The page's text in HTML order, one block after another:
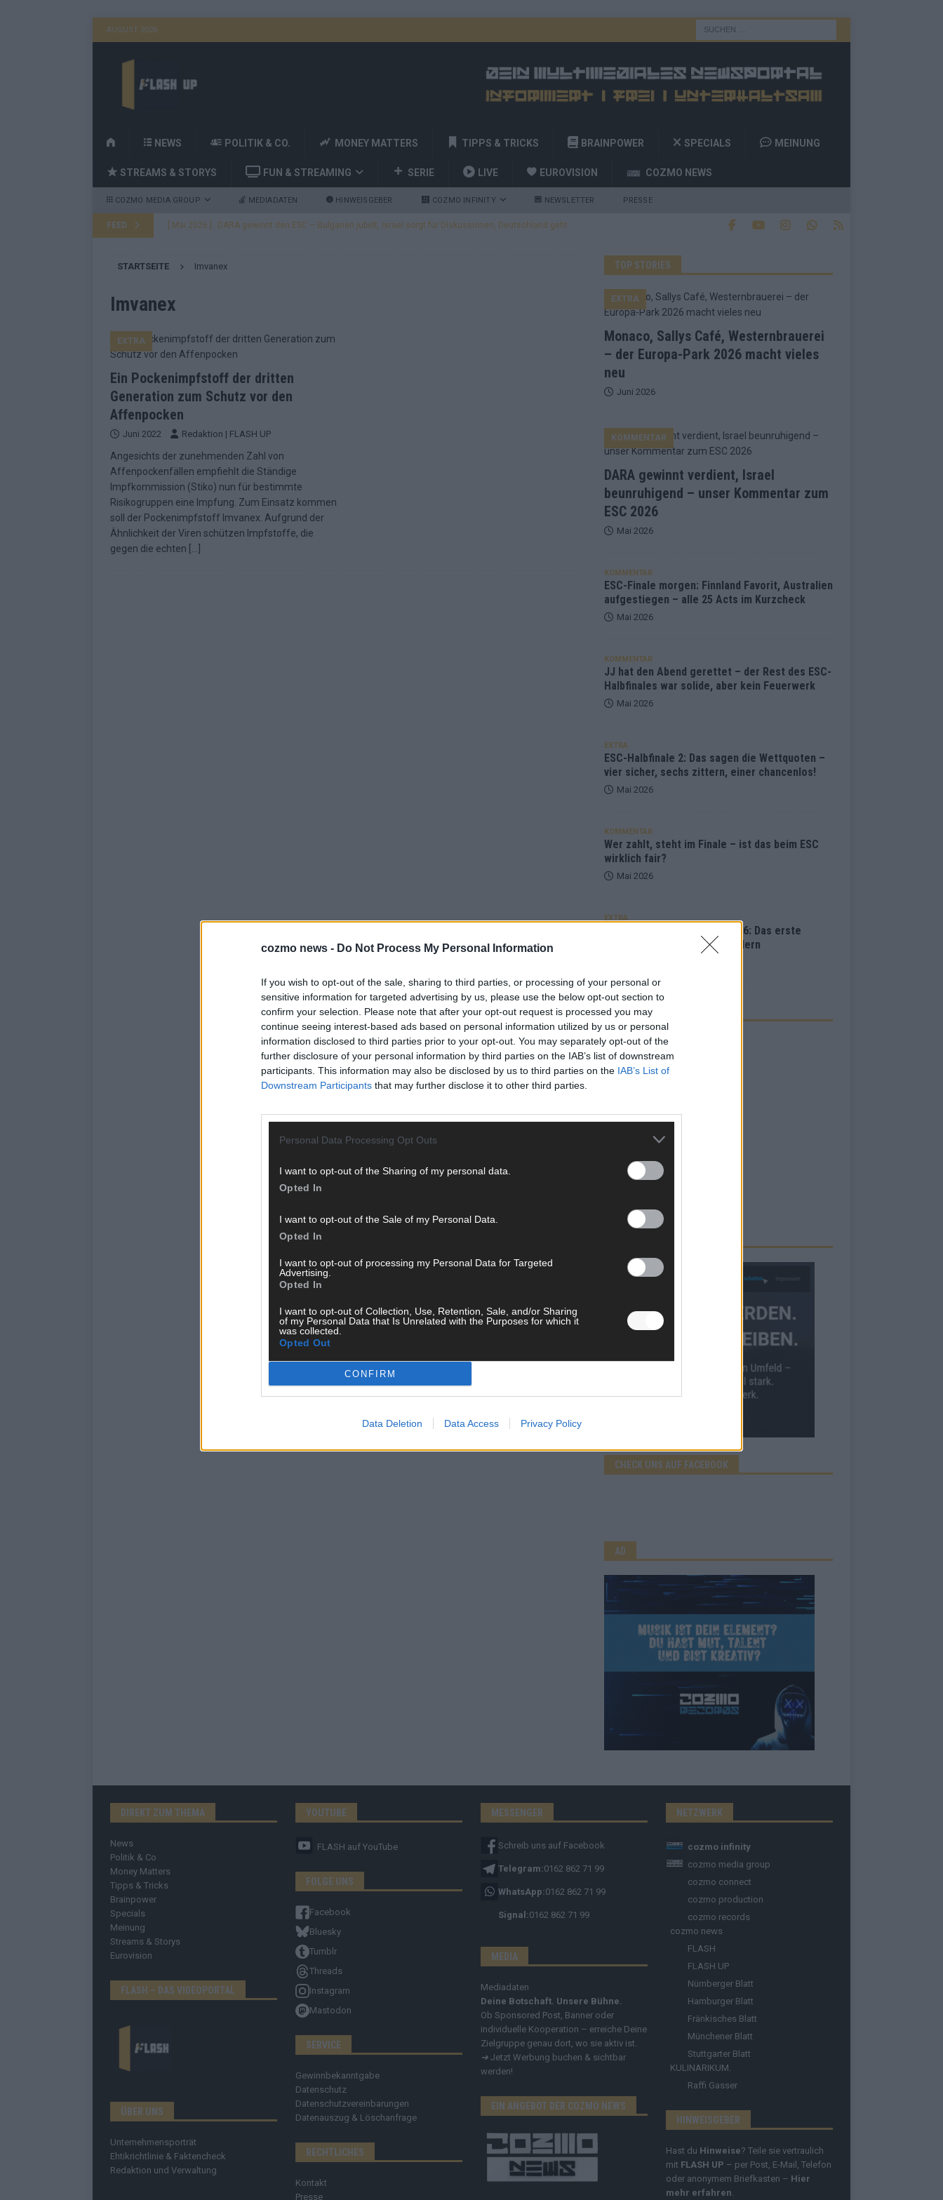
cozmo news - Do Not Process My Personal Information
If you wish to opt-out of the sale, sharing to third parties, or processing of your personal or
sensitive information for targeted advertising by us, please use the below opt-out section to
confirm your selection. Please note that after your opt-out request is processed you may
continue seeing interest-based ads based on personal information utilized by us or personal
information disclosed to third parties prior to your opt-out. You may separately opt-out of the
further disclosure of your personal information by third parties on the IAB’s list of downstream
participants. This information may also be disclosed by us to third parties on the IAB’s List of
Downstream Participants that may further disclose it to other third parties.
Personal Data Processing Opt Outs
I want to opt-out of the Sharing of my personal data.
Opted In
I want to opt-out of the Sale of my Personal Data.
Opted In
I want to opt-out of processing my Personal Data for Targeted
Advertising.
Opted In
I want to opt-out of Collection, Use, Retention, Sale, and/or Sharing
of my Personal Data that Is Unrelated with the Purposes for which it
was collected.
Opted Out
CONFIRM
Data Deletion Data Access Privacy Policy
AUGUST 2026
H
M
E
NEWS POLITIK & CO. MONEY MATTERS TIPPS & TRICKS BRAINPOWER SPECIALS MEINUNG
STREAMS & STORYS FUN & STREAMING SERIE LIVE EUROVISION COZMO NEWS
COZMO MEDIA GROUP MEDIADATEN HINWEISGEBER COZMO INFINITY NEWSLETTER PRESSE
FEED [ Mai 2026 ] DARA gewinnt den ESC – Bulgarien jubelt, Israel sorgt für Diskussionen, Deutschland geht
[ Mai 2026 ] ESC-Finale morgen: Finnland Favorit, Australien aufgestiegen – alle 25 Acts im Kurzcheck
[ Mai 2026 ] „Douze Points“ – wie eine Zahl zur Ikone wurde: 70 Jahre ESC-Wertungsgeschichte!
EUROVISION
[ Mai 2026 ] Das ESC-Finale ist komplett – 26 Länder wollen den Sieg in Wien
KOMMENTAR
[ Mai 2026 ] ESC-Halbfinale 2: Das sagen die Wettquoten – vier sicher, sechs zittern, einer chancenlos!
EXTRA
STARTSEITE Imvanex
Imvanex
EXTRA
Ein Pockenimpfstoff der dritten
Generation zum Schutz vor den
Affenpocken
Juni 2022 Redaktion | FLASH UP
Angesichts der zunehmenden Zahl von
Affenpockenfällen empfiehlt die Ständige
Impfkommission (Stiko) nun für bestimmte
Risikogruppen eine Impfung. Zum Einsatz kommen
soll der Pockenimpfstoff Imvanex. Aufgrund der
Ähnlichkeit der Viren schützen Impfstoffe, die
gegen die echten
TOP STORIES
Monaco, Sallys Café, Westernbrauerei
– der Europa-Park 2026 macht vieles
neu
EXTRA
Juni 2026
DARA gewinnt verdient, Israel
beunruhigend – unser Kommentar zum
ESC 2026
KOMMENTAR
Mai 2026
KOMMENTAR
ESC-Finale morgen: Finnland Favorit, Australien
aufgestiegen – alle 25 Acts im Kurzcheck
Mai 2026
KOMMENTAR
JJ hat den Abend gerettet – der Rest des ESC-
Halbfinales war solide, aber kein Feuerwerk
Mai 2026
EXTRA
ESC-Halbfinale 2: Das sagen die Wettquoten –
vier sicher, sechs zittern, einer chancenlos!
Mai 2026
KOMMENTAR
Wer zahlt, steht im Finale – ist das beim ESC
wirklich fair?
Mai 2026
EXTRA
Eurovision Song Contest 2026: Das erste
Halbfinale – der Abend in Bildern
AD
CHECK UNS AUF FACEBOOK
AD
DIREKT ZUM THEMA
News
Politik & Co
Money Matters
Tipps & Tricks
Brainpower
Specials
Meinung
Streams & Storys
Eurovision
FLASH – DAS VIDEOPORTAL
ÜBER UNS
Unternehmensporträt
Ehtikrichtlinie & Faktencheck
Redaktion und Verwaltung
YOUTUBE
FLASH auf YouTube
FOLGE UNS
Facebook
Bluesky
Tumblr
Threads
Instagram
Mastodon
SERVICE
Gewinnbekanntgabe
Datenschutz
Datenschutzvereinbarungen
Datenauszug & Löschanfrage
RECHTLICHES
Kontakt
Presse
MESSENGER
Schreib uns auf Facebook
Telegram:0162 862 71 99
WhatsApp:0162 862 71 99
Signal:0162 862 71 99
MEDIA
Mediadaten
Deine Botschaft. Unsere Bühne.
Ob Sponsored Post, Banner oder
individuelle Kooperation – erreiche Deine
Zielgruppe genau dort, wo sie aktiv ist.
➔ Jetzt Werbung buchen & sichtbar
werden!
EIN ANGEBOT DER COZMO NEWS
NETZWERK
cozmo infinity
cozmo media group
cozmo connect
cozmo production
cozmo records
cozmo news
FLASH
FLASH UP
Nürnberger Blatt
Hamburger Blatt
Fränkisches Blatt
Münchener Blatt
Stuttgarter Blatt
KULINARIKUM.
Raffi Gasser
HINWEISGEBER
Hast du Hinweise? Teile sie vertraulich
mit FLASH UP – per Post, E-Mail, Telefon
oder anonymem Briefkasten – Hier
mehr erfahren.